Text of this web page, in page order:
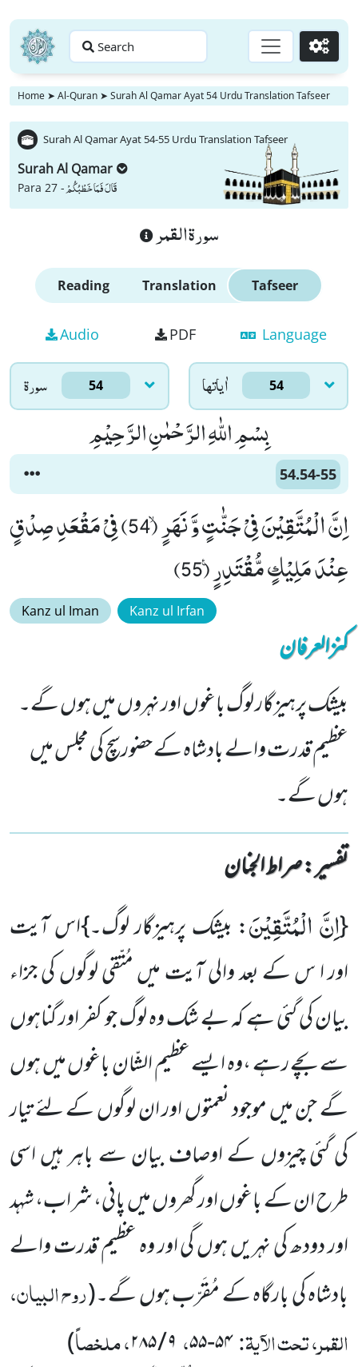
Search Go
Home ➤ Al-Quran ➤ Surah Al Qamar Ayat 54 Urdu Translation Tafseer
Surah Al Qamar Ayat 54-55 Urdu Translation Tafseer
Surah Al Qamar
Para 27 -قَالَ فَمَا خَطْبُكُمْ
سورة القمر
Reading Translation Tafseer
Audio PDF Language
سورۃ 54 اٰياتها 54
بِسْمِ اللّٰهِ الرَّحْمٰنِ الرَّحِیْمِ
54.54-55
اِنَّ الْمُتَّقِیْنَ فِیْ جَنّٰتٍ وَّ نَهَرٍۙ (54) فِیْ مَقْعَدِ صِدْقٍ
عِنْدَ مَلِیْكٍ مُّقْتَدِرٍ۠ (55)
Kanz ul Iman Kanz ul Irfan
کنزالعرفان
بیشک پرہیزگار لوگ باغوں اور نہروں میں ہوں گے۔
عظیم قدرت والے بادشاہ کے حضورسچ کی مجلس میں
ہوں گے۔
تفسیر : ‎صراط الجنان
{اِنَّ الْمُتَّقِیْنَ: بیشک پرہیزگار لوگ۔}اس آیت
اور ا س کے بعد والی آیت میں مُتّقی لوگوں کی جزاء
بیان کی گئی ہے کہ بے شک وہ لوگ جو کفر اور گناہوں
سے بچے رہے ،وہ ایسے عظیم الشّان باغوں میں ہوں
گے جن میں موجود نعمتوں اور ان لوگوں کے لئے تیار
کی گئی چیزوں کے اوصاف بیان سے باہر ہیں اسی
طرح ان کے باغوں اور گھروں میں پانی، شراب، شہد
اور دودھ کی نہریں ہوں گی اور وہ عظیم قدرت والے
بادشاہ کی بارگاہ کے مُقَرّب ہوں گے۔(روح البیان،
القمر، تحت الآیۃ:۵۴-۵۵ ، ۹ / ۲۸۵ ، ملخصاً)